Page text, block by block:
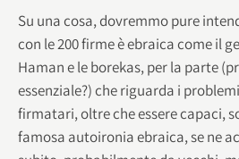
Su una cosa, dovremmo pure
con le 200 firme è ebraica come il
Haman e le borekas, per la parte
essenziale?) che riguarda i
firmatari, oltre che essere capaci,
famosa autoironia ebraica, se ne